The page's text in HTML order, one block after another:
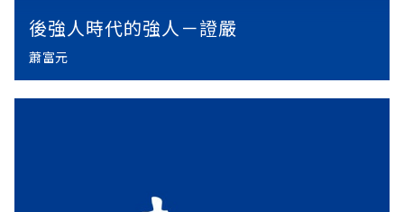
後強人時代的強人－證嚴
蕭富元